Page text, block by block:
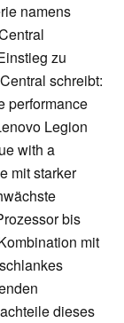
namens
zu
schreibt:
performance
Legion
with a
mit starker
bis
mit
dieses